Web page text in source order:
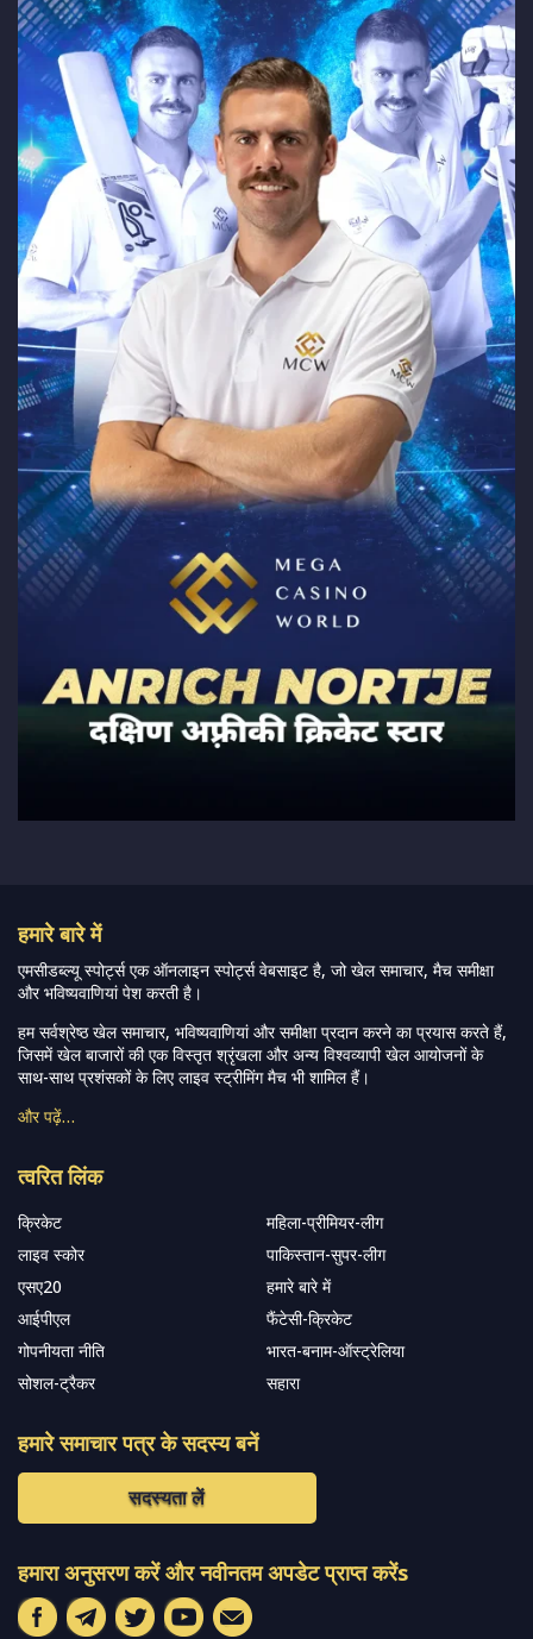
हमारे बारे में
एमसीडब्ल्यू स्पोर्ट्स एक ऑनलाइन स्पोर्ट्स वेबसाइट है, जो खेल समाचार, मैच समीक्षा
और भविष्यवाणियां पेश करती है।
हम सर्वश्रेष्ठ खेल समाचार, भविष्यवाणियां और समीक्षा प्रदान करने का प्रयास करते हैं,
जिसमें खेल बाजारों की एक विस्तृत श्रृंखला और अन्य विश्वव्यापी खेल आयोजनों के
साथ-साथ प्रशंसकों के लिए लाइव स्ट्रीमिंग मैच भी शामिल हैं।
और पढ़ें…
त्वरित लिंक
क्रिकेट
महिला-प्रीमियर-लीग
लाइव स्कोर
पाकिस्तान-सुपर-लीग
एसए20
हमारे बारे में
आईपीएल
फैंटेसी-क्रिकेट
गोपनीयता नीति
भारत-बनाम-ऑस्ट्रेलिया
सोशल-ट्रैकर
सहारा
हमारे समाचार पत्र के सदस्य बनें
सदस्यता लें
हमारा अनुसरण करें और नवीनतम अपडेट प्राप्त करेंs